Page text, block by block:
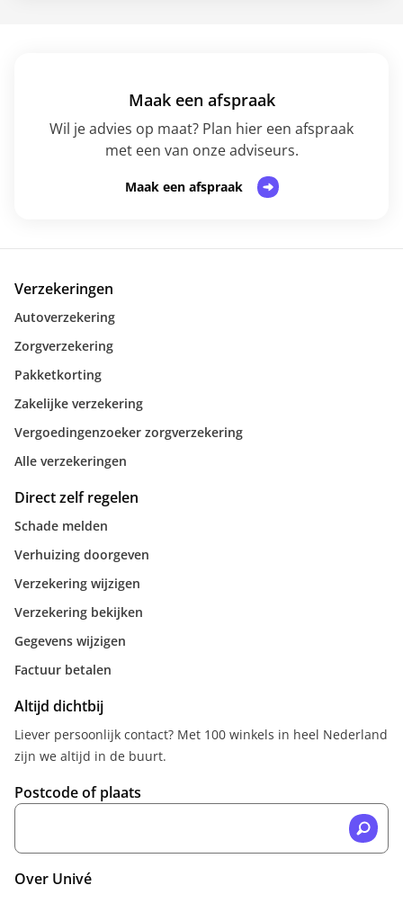
Maak een afspraak
Wil je advies op maat? Plan hier een afspraak
met een van onze adviseurs.
Maak een afspraak
Verzekeringen
Autoverzekering
Zorgverzekering
Pakketkorting
Zakelijke verzekering
Vergoedingenzoeker zorgverzekering
Alle verzekeringen
Direct zelf regelen
Schade melden
Verhuizing doorgeven
Verzekering wijzigen
Verzekering bekijken
Gegevens wijzigen
Factuur betalen
Altijd dichtbij
Liever persoonlijk contact? Met 100 winkels in heel Nederland
zijn we altijd in de buurt.
Postcode of plaats
Over Univé